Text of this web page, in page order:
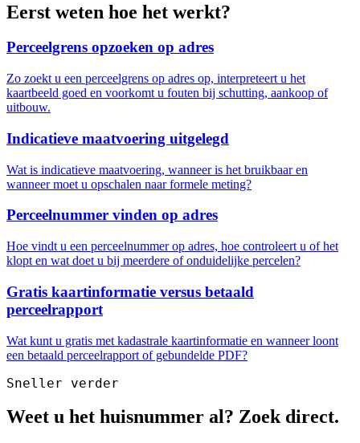
Eerst weten hoe het werkt?
Perceelgrens opzoeken op adres
Zo zoekt u een perceelgrens op adres op, interpreteert u het
kaartbeeld goed en voorkomt u fouten bij schutting, aankoop of
uitbouw.
Indicatieve maatvoering uitgelegd
Wat is indicatieve maatvoering, wanneer is het bruikbaar en
wanneer moet u opschalen naar formele meting?
Perceelnummer vinden op adres
Hoe vindt u een perceelnummer op adres, hoe controleert u of het
klopt en wat doet u bij meerdere of onduidelijke percelen?
Gratis kaartinformatie versus betaald
perceelrapport
Wat kunt u gratis met kadastrale kaartinformatie en wanneer loont
een betaald perceelrapport of gebundelde PDF?
Sneller verder
Weet u het huisnummer al? Zoek direct.